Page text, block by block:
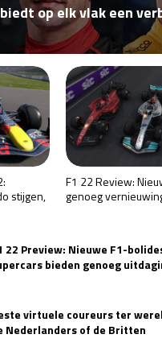
za
STATEN 2026
za
zo
2026
PRIX 2026
op elk vlak een
stijgen,
F1 22 Review:
genoeg
22 Preview: Nieuwe F1-
bieden genoeg
virtuele coureurs ter
Nederlanders of de Britten